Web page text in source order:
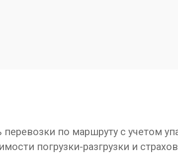
по маршруту с учетом
погрузки-разгрузки и